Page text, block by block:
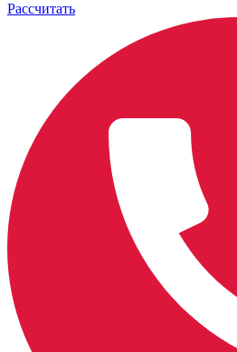
Рассчитать